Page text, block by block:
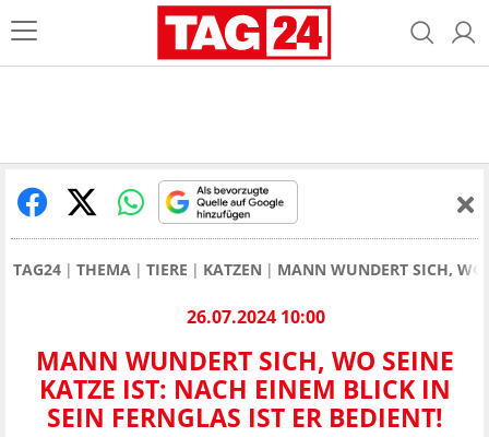
TAG24 THEMA TIERE KATZEN MANN WUNDERT SICH, WO
26.07.2024 10:00
MANN WUNDERT SICH, WO SEINE
KATZE IST: NACH EINEM BLICK IN
SEIN FERNGLAS IST ER BEDIENT!